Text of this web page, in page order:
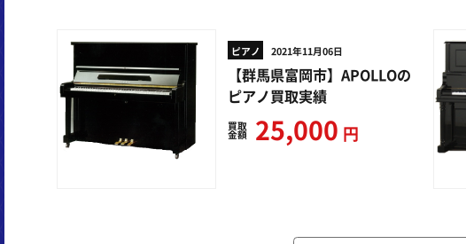
ピアノ 2021年11月06日
【群馬県富岡市】APOLLOの
ピアノ買取実績
買取
金額 25,000 円